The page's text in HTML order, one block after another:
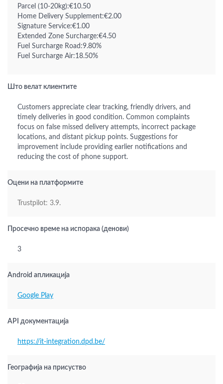
Parcel (10-20kg):€10.50
Home Delivery Supplement:€2.00
Signature Service:€1.00
Extended Zone Surcharge:€4.50
Fuel Surcharge Road:9.80%
Fuel Surcharge Air:18.50%
Што велат клиентите
Customers appreciate clear tracking, friendly drivers, and
timely deliveries in good condition. Common complaints
focus on false missed delivery attempts, incorrect package
locations, and distant pickup points. Suggestions for
improvement include providing earlier notifications and
reducing the cost of phone support.
Оцени на платформите
Trustpilot: 3.9.
Просечно време на испорака (денови)
3
Android апликација
Google Play
API документација
https://it-integration.dpd.be/
Географија на присуство